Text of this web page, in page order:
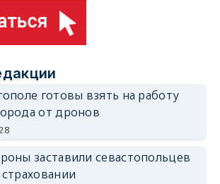
готовы взять на работу
от дронов
заставили севастопольцев